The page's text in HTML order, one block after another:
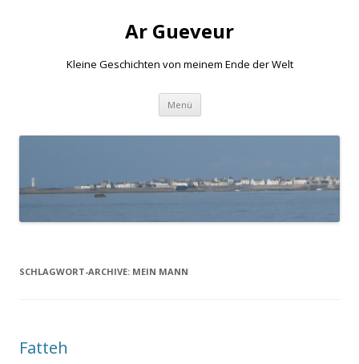
Ar Gueveur
Kleine Geschichten von meinem Ende der Welt
Menü Springe
Inhalt
SCHLAGWORT-ARCHIVE: MEIN MANN
Fatteh